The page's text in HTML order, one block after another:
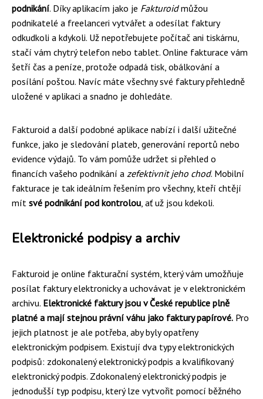
podnikání. Díky aplikacím jako je Fakturoidmůžou
podnikatelé a freelanceri vytvářet a odesílat faktury
odkudkoli a kdykoli. Už nepotřebujete počítač ani tiskárnu,
stačí vám chytrý telefon nebo tablet. Online fakturace vám
šetří čas a peníze, protože odpadá tisk, obálkování a
posílání poštou. Navíc máte všechny své faktury přehledně
uložené v aplikaci a snadno je dohledáte.
Fakturoid a další podobné aplikace nabízí i další užitečné
funkce, jako je sledování plateb, generování reportů nebo
evidence výdajů. To vám pomůže udržet si přehled o
financích vašeho podnikání a zefektivnit jeho chod. Mobilní
fakturace je tak ideálním řešením pro všechny, kteří chtějí
mít své podnikání pod kontrolou, ať už jsou kdekoli.
Elektronické podpisy a archiv
Fakturoid je online fakturační systém, který vám umožňuje
posílat faktury elektronicky a uchovávat je v elektronickém
archivu. Elektronické faktury jsou v České republice plně
platné a mají stejnou právní váhu jako faktury papírové. Pro
jejich platnost je ale potřeba, aby byly opatřeny
elektronickým podpisem. Existují dva typy elektronických
podpisů: zdokonalený elektronický podpis a kvalifikovaný
elektronický podpis. Zdokonalený elektronický podpis je
jednodušší typ podpisu, který lze vytvořit pomocí běžného